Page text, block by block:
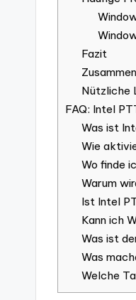
Fazit
Nützliche
FAQ: Intel
Was ist
Wie
Wo finde
Warum
Ist Intel
Kann ich
Was ist
Was
Welche